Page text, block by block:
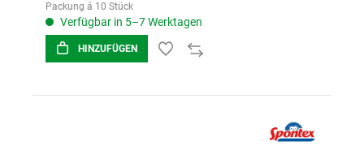
Packung á 10 Stück
Verfügbar in 5–7 Werktagen
HINZUFÜGEN